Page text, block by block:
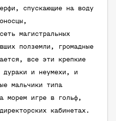
спускающие на воду
магистральных
полземли, громадные
все эти крепкие
дураки и неумехи, и
мальчики типа
морем игре в гольф,
кабинетах.